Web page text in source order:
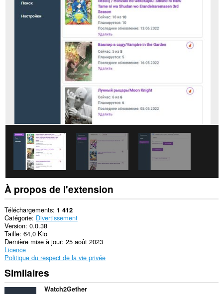
navigation.
À propos de l'extension
Téléchargements 1 412
Catégorie Divertissement
Version 0.0.38
Taille 64,0 Kio
Dernière mise à jour 25 août 2023
Licence
Politique du respect de la vie privée
Similaires
Watch2Gether